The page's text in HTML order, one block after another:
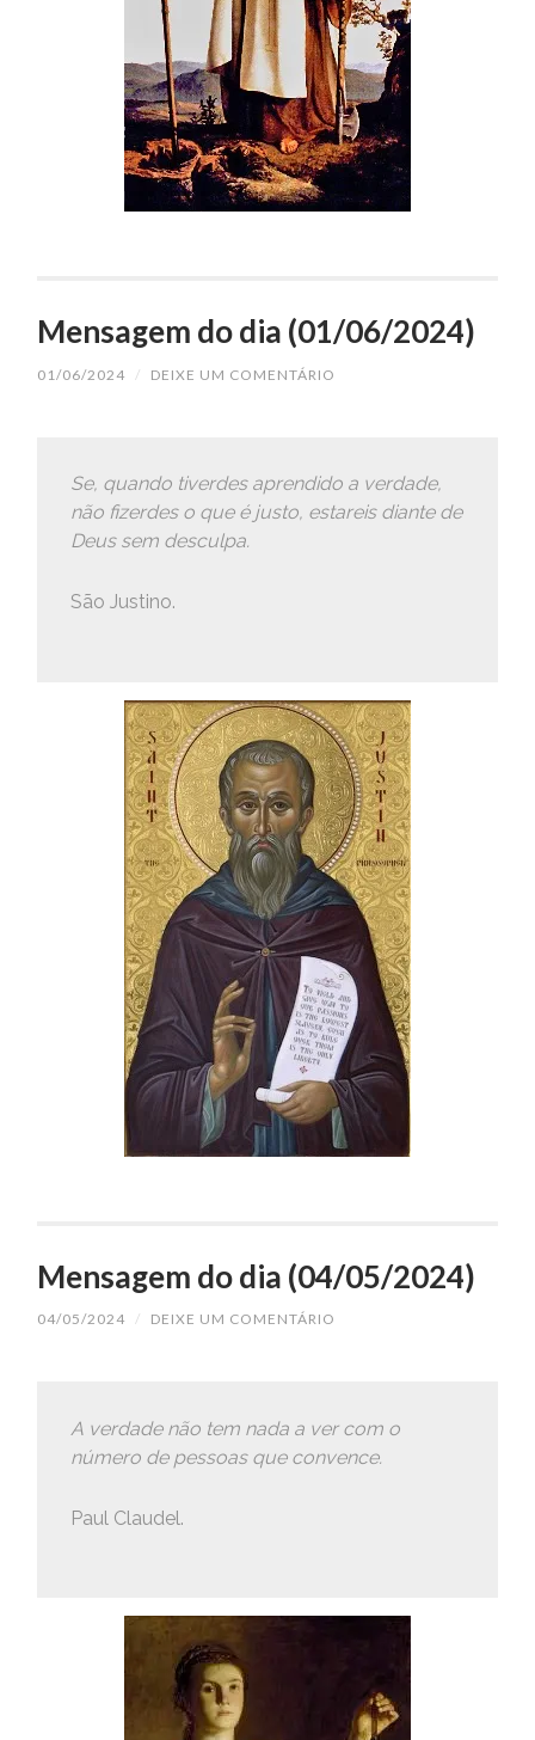
Mensagem do dia (01/06/2024)
01/06/2024 / DEIXE UM COMENTÁRIO
Se, quando tiverdes aprendido a verdade,
não fizerdes o que é justo, estareis diante de
Deus sem desculpa.
São Justino.
Mensagem do dia (04/05/2024)
04/05/2024 / DEIXE UM COMENTÁRIO
A verdade não tem nada a ver com o
número de pessoas que convence.
Paul Claudel.